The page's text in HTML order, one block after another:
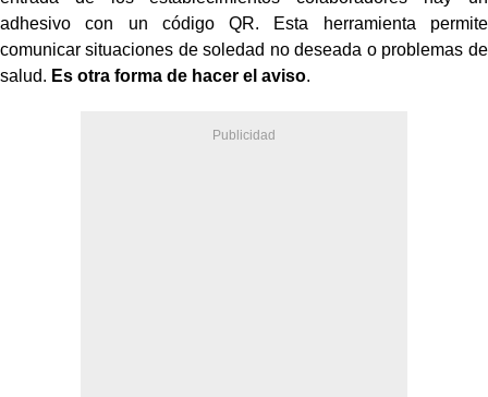
adhesivo con un código QR. Esta herramienta permite
comunicar situaciones de soledad no deseada o problemas de
salud. Es otra forma de hacer el aviso.